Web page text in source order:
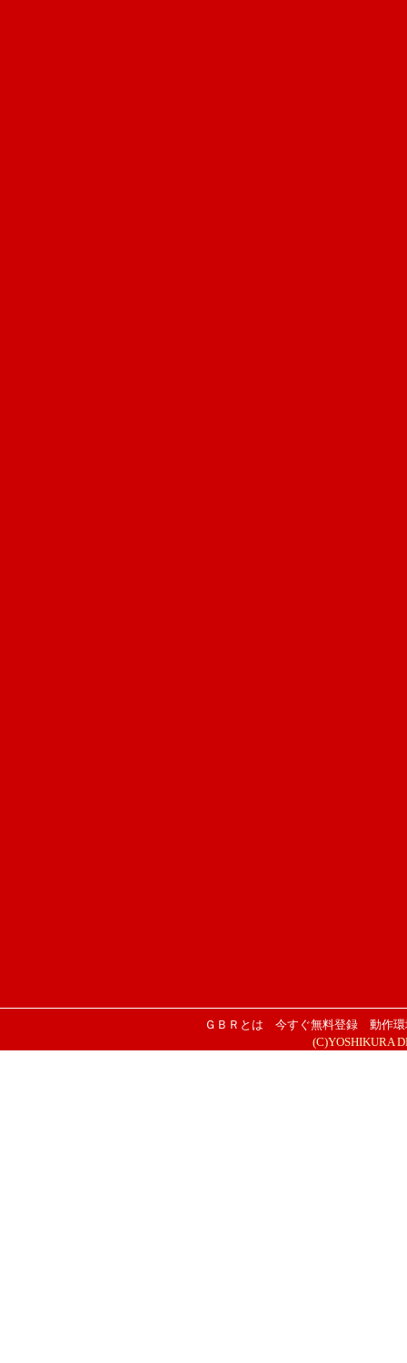
ＧＢＲとは 今すぐ無料登録
動作
(C)YOSHIKURA